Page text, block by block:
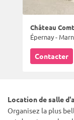
Château
Épernay -
Contacter
Location de salle
Organisez la plus